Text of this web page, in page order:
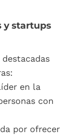
y startups
en la
con
por ofrecer